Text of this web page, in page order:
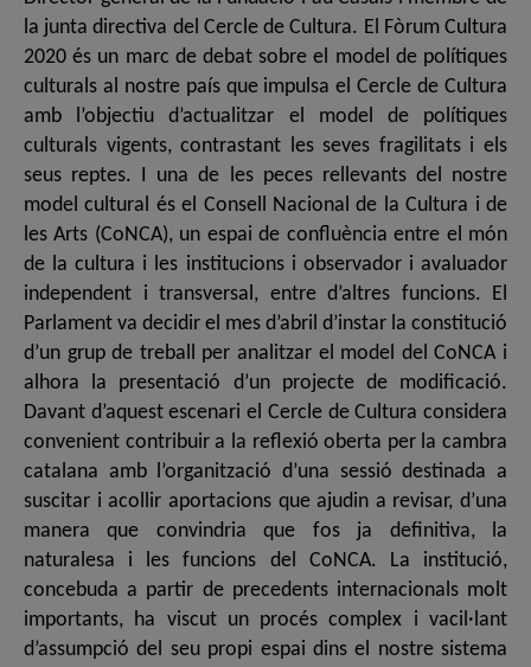
la junta directiva del Cercle de Cultura. El Fòrum Cultura
2020 és un marc de debat sobre el model de polítiques
culturals al nostre país que impulsa el Cercle de Cultura
amb l’objectiu d’actualitzar el model de polítiques
culturals vigents, contrastant les seves fragilitats i els
seus reptes. I una de les peces rellevants del nostre
model cultural és el Consell Nacional de la Cultura i de
les Arts (CoNCA), un espai de confluència entre el món
de la cultura i les institucions i observador i avaluador
independent i transversal, entre d’altres funcions. El
Parlament va decidir el mes d’abril d’instar la constitució
d’un grup de treball per analitzar el model del CoNCA i
alhora la presentació d’un projecte de modificació.
Davant d’aquest escenari el Cercle de Cultura considera
convenient contribuir a la reflexió oberta per la cambra
catalana amb l’organització d’una sessió destinada a
suscitar i acollir aportacions que ajudin a revisar, d’una
manera que convindria que fos ja definitiva, la
naturalesa i les funcions del CoNCA. La institució,
concebuda a partir de precedents internacionals molt
importants, ha viscut un procés complex i vacil·lant
d’assumpció del seu propi espai dins el nostre sistema